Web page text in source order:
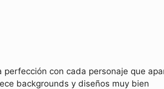
con cada personaje que
backgrounds y diseños muy bien